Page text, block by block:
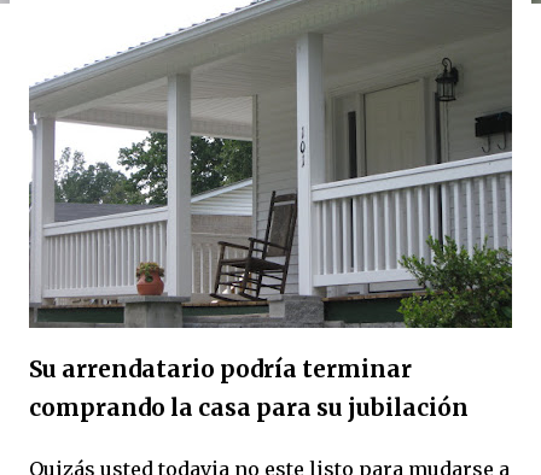
Su arrendatario podría terminar
comprando la casa para su jubilación
Quizás usted todavia no este listo para mudarse a